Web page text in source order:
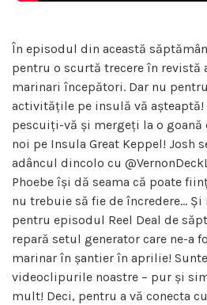
În episodul din această
pentru o scurtă trecere în
marinari începători. Dar nu
activitățile pe insulă vă așteaptă!
pescuiți-vă și mergeți la o goană
noi pe Insula Great Keppel! Josh
adâncul dincolo cu
Phoebe își dă seama că poate
nu trebuie să fie de încredere… Și
pentru episodul Reel Deal de
repară setul generator care ne-a
marinar în șantier în aprilie!
videoclipurile noastre – pur și
mult! Deci, pentru a vă conecta